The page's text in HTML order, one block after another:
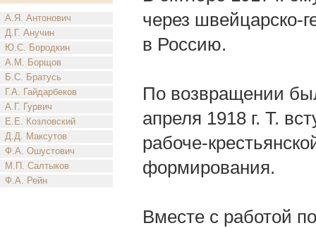
А.Я. Антонович
Д.Г. Анучин
Ю.С. Бородкин
А.М. Борщов
Б.С. Братусь
Г.А. Гайдарбеков
А.Г. Гурвич
Е.Е. Козловский
Д.Д. Максутов
Ф.А. Ошустович
М.П. Салтыков
Ф.А. Рейн
через швейцарско-
в Россию.
По возвращении
апреля 1918 г. Т.
рабоче-
формирования.
Вместе с работой